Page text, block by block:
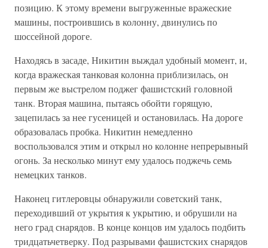
позицию. К этому времени выгруженные вражеские
машины, построившись в колонну, двинулись по
шоссейной дороге.
Находясь в засаде, Никитин выждал удобный момент, и,
когда вражеская танковая колонна приблизилась, он
первым же выстрелом поджег фашистский головной
танк. Вторая машина, пытаясь обойти горящую,
зацепилась за нее гусеницей и остановилась. На дороге
образовалась пробка. Никитин немедленно
воспользовался этим и открыл но колонне непрерывный
огонь. За несколько минут ему удалось поджечь семь
немецких танков.
Наконец гитлеровцы обнаружили советский танк,
переходивший от укрытия к укрытию, и обрушили на
него град снарядов. В конце концов им удалось подбить
тридцатьчетверку. Под разрывами фашистских снарядов